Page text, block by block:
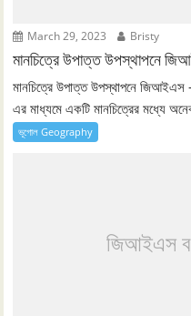
March 29, 2023 Bristy
মানচিত্রে উপাত্ত উপস্থাপনে
মানচিত্রে উপাত্ত উপস্থাপনে
এর মাধ্যমে একটি মানচিত্রের মধ্যে
ভূগোল Geography
জিআইএস